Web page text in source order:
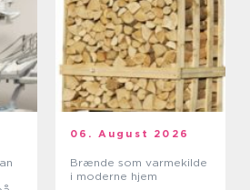
06. August 2026
Brænde som varmekilde
i moderne hjem